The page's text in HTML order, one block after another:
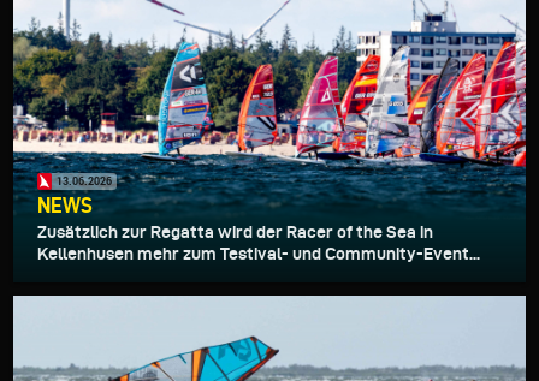
13.06.2026
NEWS
Zusätzlich zur Regatta wird der Racer of the Sea in
Kellenhusen mehr zum Testival- und Community-Event...